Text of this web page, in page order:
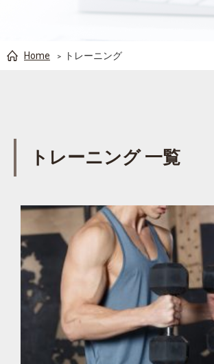
Home トレーニング
トレーニング 一覧